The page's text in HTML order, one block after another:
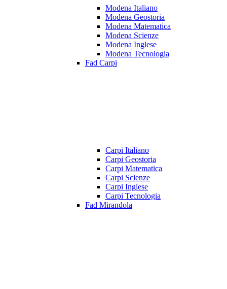
Modena Italiano
Modena Geostoria
Modena Matematica
Modena Scienze
Modena Inglese
Modena Tecnologia
Fad Carpi
Carpi Italiano
Carpi Geostoria
Carpi Matematica
Carpi Scienze
Carpi Inglese
Carpi Tecnologia
Fad Mirandola